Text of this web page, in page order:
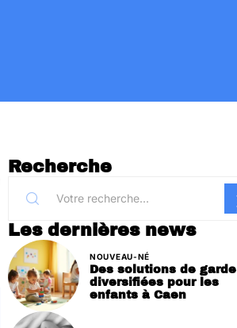
Recherche
Les dernières news
NOUVEAU-NÉ
Des solutions de garde
diversifiées pour les
enfants à Caen